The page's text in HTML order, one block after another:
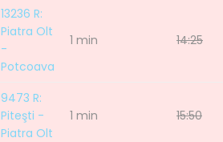
13236 R:
Piatra Olt
-
Potcoava
1 min 14:25
9473 R:
Piteşti -
Piatra Olt
1 min 15:50